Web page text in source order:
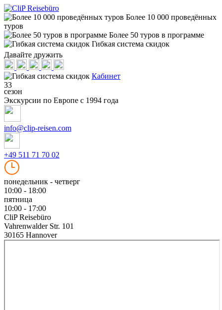
Более 10 000 проведённых
туров
Более 50 туров в программе
Гибкая система скидок
Давайте дружить
Кабинет
33
сезон
Экскурсии по Европе с 1994 года
info@clip-reisen.com
+49 511 71 70 02
понедельник - четверг
10:00 - 18:00
пятница
10:00 - 17:00
CliP Reisebüro
Vahrenwalder Str. 101
30165 Hannover